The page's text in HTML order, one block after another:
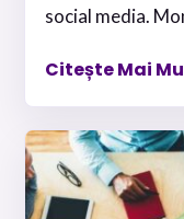
social media.
Citește Mai